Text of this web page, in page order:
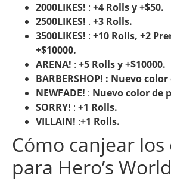
2000LIKES! : +4 Rolls y +$50.
2500LIKES! . +3 Rolls.
3500LIKES! : +10 Rolls, +2
+$10000.
ARENA! : +5 Rolls y +$10000.
BARBERSHOP! : Nuevo
NEWFADE! : Nuevo color de
SORRY! : +1 Rolls.
VILLAIN! :+1 Rolls.
Cómo canjear los
para Hero’s World